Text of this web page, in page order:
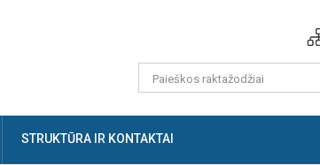
STRUKTŪRA IR KONTAKTAI